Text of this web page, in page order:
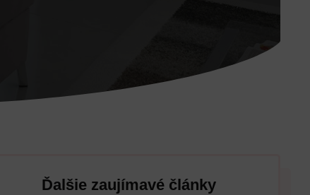
Ďalšie zaujímavé články